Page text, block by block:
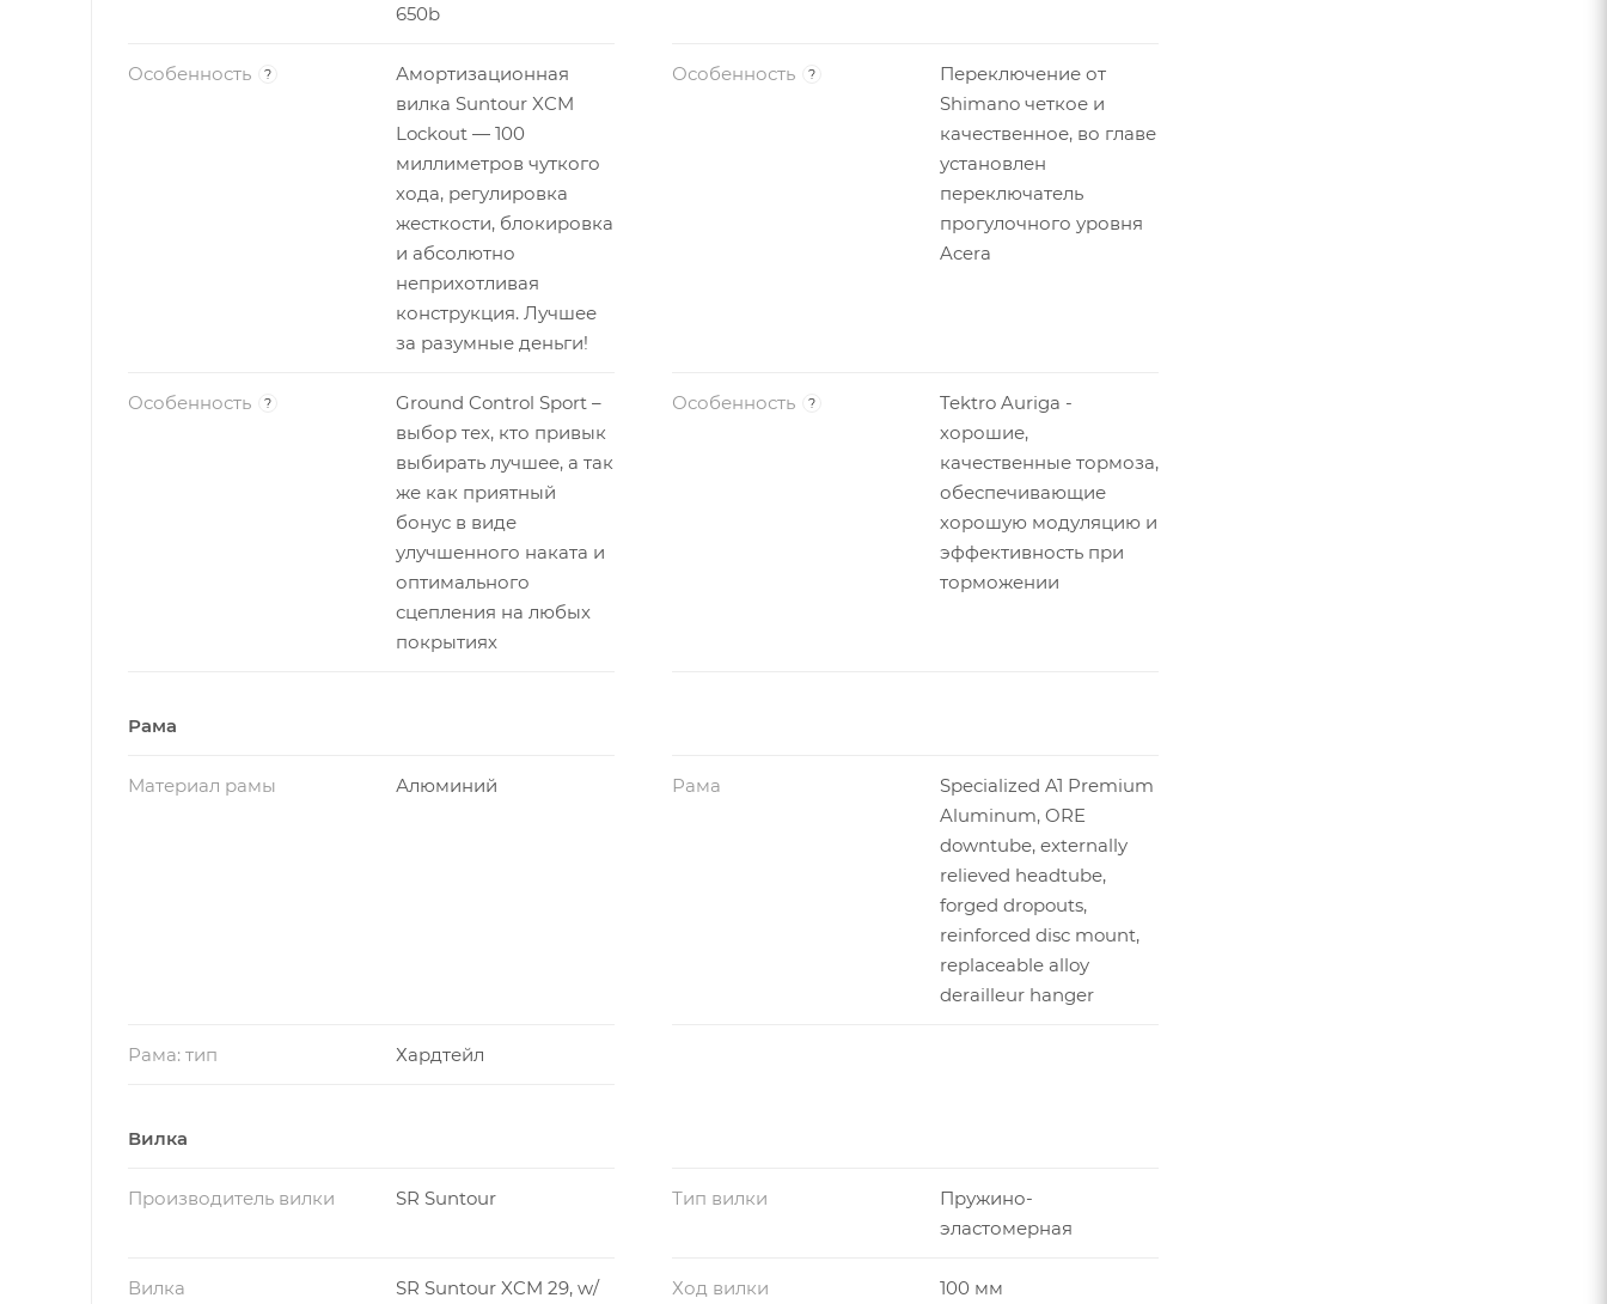
650b
Особенность ?
Амортизационная
вилка Suntour XCM
Lockout — 100
миллиметров чуткого
хода, регулировка
жесткости, блокировка
и абсолютно
неприхотливая
конструкция. Лучшее
за разумные деньги!
Особенность ?
Переключение от
Shimano четкое и
качественное, во главе
установлен
переключатель
прогулочного уровня
Acera
Особенность ?
Ground Control Sport –
выбор тех, кто привык
выбирать лучшее, а так
же как приятный
бонус в виде
улучшенного наката и
оптимального
сцепления на любых
покрытиях
Особенность ?
Tektro Auriga -
хорошие,
качественные тормоза,
обеспечивающие
хорошую модуляцию и
эффективность при
торможении
Рама
Материал рамы Алюминий Рама
Specialized A1 Premium
Aluminum, ORE
downtube, externally
relieved headtube,
forged dropouts,
reinforced disc mount,
replaceable alloy
derailleur hanger
Рама: тип Хардтейл
Вилка
Производитель вилки SR Suntour Тип вилки
Пружино-
эластомерная
Вилка
SR Suntour XCM 29, w/
Ход вилки 100 мм